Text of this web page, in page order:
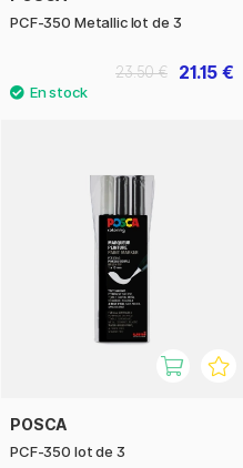
PCF-350 Metallic lot de 3
21.15 €
23.50 €
POSCA
PCF-350 lot de 3